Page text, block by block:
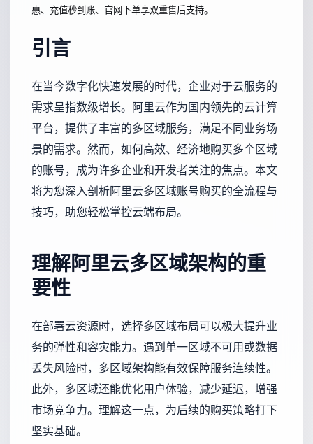
惠、充值秒到账、官网下单享双重售后支持。
引言
在当今数字化快速发展的时代，企业对于云服务的
需求呈指数级增长。阿里云作为国内领先的云计算
平台，提供了丰富的多区域服务，满足不同业务场
景的需求。然而，如何高效、经济地购买多个区域
的账号，成为许多企业和开发者关注的焦点。本文
将为您深入剖析阿里云多区域账号购买的全流程与
技巧，助您轻松掌控云端布局。
理解阿里云多区域架构的重
要性
在部署云资源时，选择多区域布局可以极大提升业
务的弹性和容灾能力。遇到单一区域不可用或数据
丢失风险时，多区域架构能有效保障服务连续性。
此外，多区域还能优化用户体验，减少延迟，增强
市场竞争力。理解这一点，为后续的购买策略打下
坚实基础。